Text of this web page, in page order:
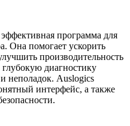
программа для
Она помогает ускорить
производительность
диагностику
неполадок. Auslogics
интерфейс, а также